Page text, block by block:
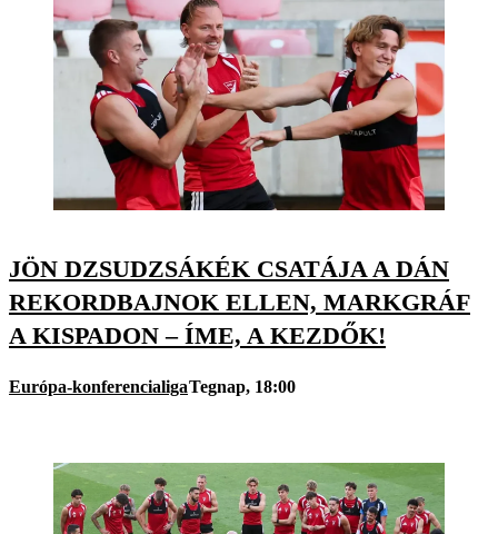
JÖN DZSUDZSÁKÉK CSATÁJA A DÁN
REKORDBAJNOK ELLEN, MARKGRÁF
A KISPADON – ÍME, A KEZDŐK!
Európa-konferencialigaTegnap, 18:00